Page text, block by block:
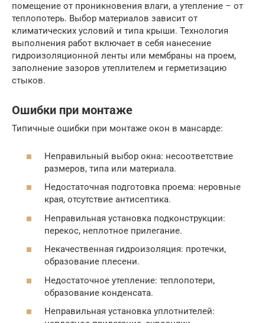
помещение от проникновения влаги, а утепление – от
теплопотерь. Выбор материалов зависит от
климатических условий и типа крыши. Технология
выполнения работ включает в себя нанесение
гидроизоляционной ленты или мембраны на проем,
заполнение зазоров утеплителем и герметизацию
стыков.
Ошибки при монтаже
Типичные ошибки при монтаже окон в мансарде:
Неправильный выбор окна: несоответствие
размеров, типа или материала.
Недостаточная подготовка проема: неровные
края, отсутствие антисептика.
Неправильная установка подконструкции:
перекос, неплотное прилегание.
Некачественная гидроизоляция: протечки,
образование плесени.
Недостаточное утепление: теплопотери,
образование конденсата.
Неправильная установка уплотнителей: